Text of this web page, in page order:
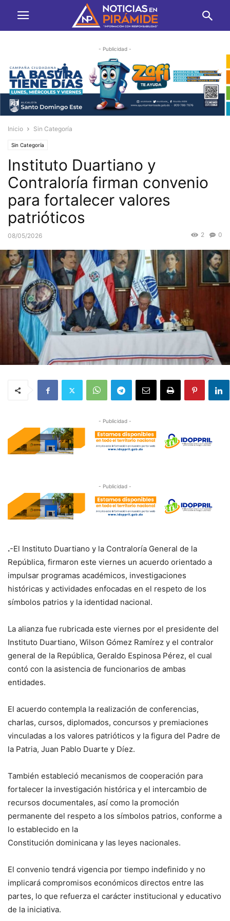
- Publicidad -
Inicio Sin Categoría
Sin Categoría
Instituto Duartiano y
Contraloría firman convenio
para fortalecer valores
patrióticos
08/05/2026 0
2
- Publicidad -
- Publicidad -
.-El Instituto Duartiano y la Contraloría General de la
República, firmaron este viernes un acuerdo orientado a
impulsar programas académicos, investigaciones
históricas y actividades enfocadas en el respeto de los
símbolos patrios y la identidad nacional.
La alianza fue rubricada este viernes por el presidente del
Instituto Duartiano, Wilson Gómez Ramírez y el contralor
general de la República, Geraldo Espinosa Pérez, el cual
contó con la asistencia de funcionarios de ambas
entidades.
El acuerdo contempla la realización de conferencias,
charlas, cursos, diplomados, concursos y premiaciones
vinculadas a los valores patrióticos y la figura del Padre de
la Patria, Juan Pablo Duarte y Díez.
También estableció mecanismos de cooperación para
fortalecer la investigación histórica y el intercambio de
recursos documentales, así como la promoción
permanente del respeto a los símbolos patrios, conforme a
lo establecido en la
Constitución dominicana y las leyes nacionales.
El convenio tendrá vigencia por tiempo indefinido y no
implicará compromisos económicos directos entre las
partes, lo que refuerza el carácter institucional y educativo
de la iniciativa.